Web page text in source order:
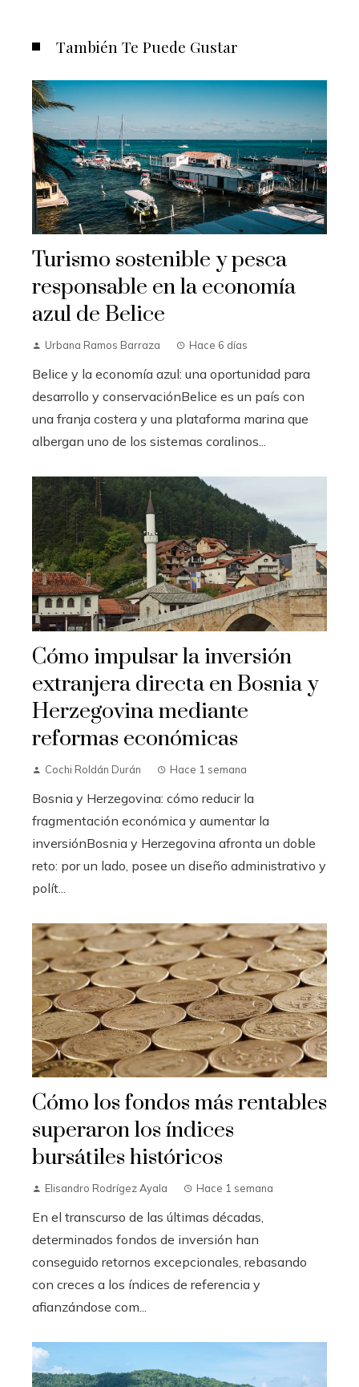
También Te Puede Gustar
Turismo sostenible y pesca
responsable en la economía
azul de Belice
Urbana Ramos Barraza Hace 6 días
Belice y la economía azul: una oportunidad para
desarrollo y conservaciónBelice es un país con
una franja costera y una plataforma marina que
albergan uno de los sistemas coralinos...
Cómo impulsar la inversión
extranjera directa en Bosnia y
Herzegovina mediante
reformas económicas
Cochi Roldán Durán Hace 1 semana
Bosnia y Herzegovina: cómo reducir la
fragmentación económica y aumentar la
inversiónBosnia y Herzegovina afronta un doble
reto: por un lado, posee un diseño administrativo y
polít...
Cómo los fondos más rentables
superaron los índices
bursátiles históricos
Elisandro Rodrígez Ayala Hace 1 semana
En el transcurso de las últimas décadas,
determinados fondos de inversión han
conseguido retornos excepcionales, rebasando
con creces a los índices de referencia y
afianzándose com...